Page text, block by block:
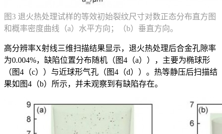
图3 退火热处理试样的等效初始裂纹尺寸对数正态分布直方图
和概率密度曲线（a）水平方向；（b）垂直方向。
高分辨率X射线三维扫描结果显示，退火热处理后合金孔隙率
为0.004%，缺陷位置分布随机（图4（a）），主要为椭球形
（图4（c））与近球形气孔（图4（d））。热等静压后扫描结
果如图4（b）所示，并未观察到有缺陷存在。